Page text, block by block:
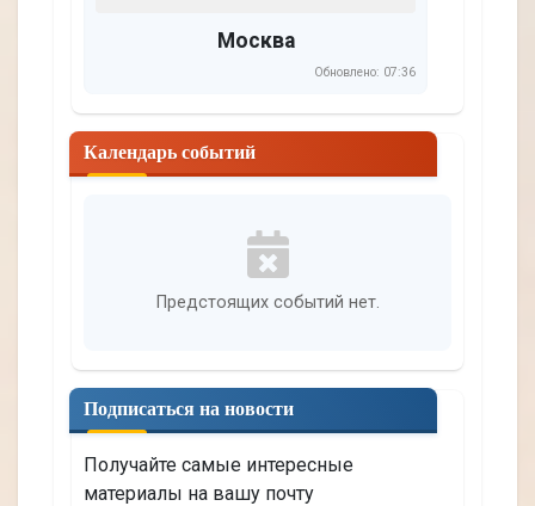
Москва
Обновлено: 07:36
Календарь событий
Предстоящих событий нет.
Подписаться на новости
Получайте самые интересные
материалы на вашу почту